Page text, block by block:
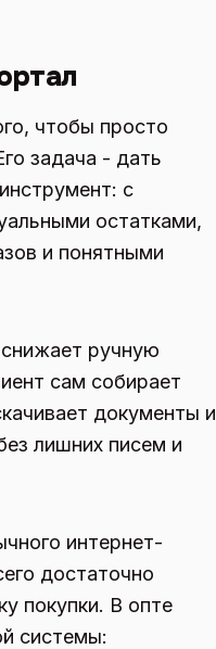
чтобы просто
задача - дать
с
остатками,
и понятными
ручную
сам собирает
документы и
лишних писем и
интернет-
достаточно
покупки. В опте
системы: